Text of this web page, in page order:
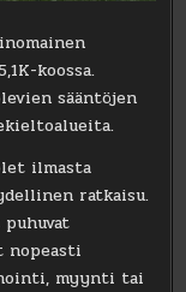
koossa.
sääntöjen
ilmasta
ratkaisu.
nopeasti
myynti tai